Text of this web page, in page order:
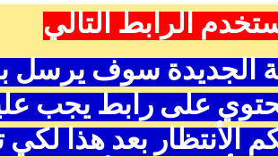
الرابط التالي
الجديدة سوف يرسل
على رابط يجب
بعد هذا لكي